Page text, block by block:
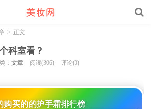
> 正文
科室看？
： 文章 阅读(306) 评论(0)
购买的的护手霜排行榜